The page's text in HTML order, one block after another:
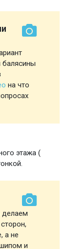
балясины
на что
этажа (
делаем
а не
и